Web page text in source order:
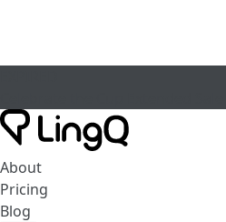
About
Pricing
Blog